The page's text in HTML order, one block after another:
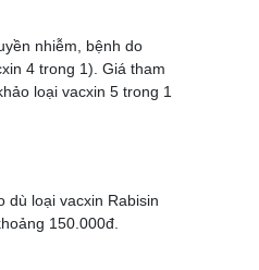
nhiễm, bệnh do
4 trong 1). Giá tham
loại vacxin 5 trong 1
dù loại vacxin Rabisin
150.000đ.